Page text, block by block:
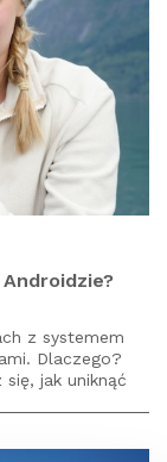
z systemem
Dlaczego?
jak uniknąć